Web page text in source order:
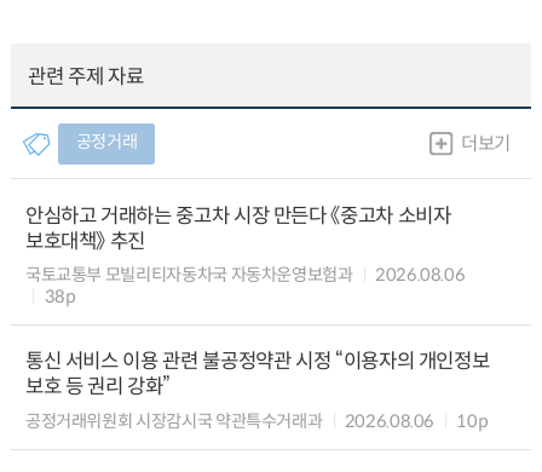
관련 주제 자료
공정거래 더보기
안심하고 거래하는 중고차 시장 만든다 《중고차 소비자
보호대책》 추진
국토교통부 모빌리티자동차국 자동차운영보험과
2026.08.06
38p
통신 서비스 이용 관련 불공정약관 시정 “이용자의 개인정보
보호 등 권리 강화”
공정거래위원회 시장감시국 약관특수거래과 2026.08.06 10p